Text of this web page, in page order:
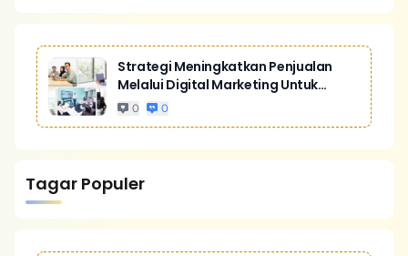
Strategi Meningkatkan Penjualan
Melalui Digital Marketing Untuk
Bisnis Yang Lebih Kompetitif
0 0
Tagar Populer